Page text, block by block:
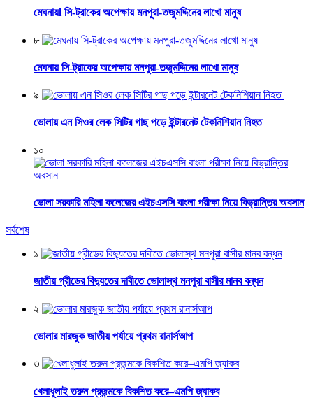
মেঘনায়l সি-ট্রাকের অপেক্ষায় মনপুরা-তজুমদ্দিনের লাখো মানুষ
৮
মেঘনায় সি-ট্রাকের অপেক্ষায় মনপুরা-তজুমদ্দিনের লাখো মানুষ
৯
ভোলায় এন সিওর লেক সিটির গাছ পড়ে ইন্টারনেট টেকনিশিয়ান নিহত
১০
ভোলা সরকারি মহিলা কলেজের এইচএসসি বাংলা পরীক্ষা নিয়ে বিভ্রান্তির অবসান
সর্বশেষ
১
জাতীয় গ্রীডের বিদ্যুতের দাবীতে ভোলাস্থ মনপুরা বাসীর মানব বন্ধন
২
ভোলার মারজুক জাতীয় পর্যায়ে প্রথম রানার্সআপ
৩
খেলাধুলাই তরুন প্রজন্মকে বিকশিত করে–এমপি জ্যাকব